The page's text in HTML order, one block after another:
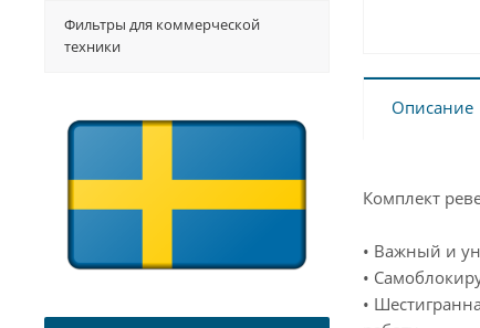
Описание
Комплект
• Важный и
•
•
Фильтры для коммерческой
техники